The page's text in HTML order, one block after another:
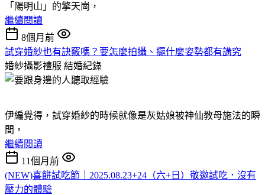
「陽明山」的擎天崗，
繼續閱讀
8個月前
試穿婚紗也有訣竅嗎？要怎麼拍攝、擺什麼姿勢都有講究
婚紗攝影禮服 結婚紀錄
伊編覺得，試穿婚紗的時候就像是灰姑娘被神仙教母施法的瞬
間，
繼續閱讀
11個月前
(NEW)喜餅試吃節｜2025.08.23+24（六+日）敬邀試吃．沒有
壓力的體驗